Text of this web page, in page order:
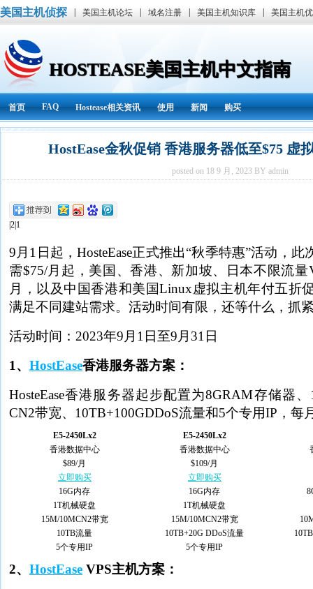
美国主机侦探 美国主机论坛 域名注册 美国主机知识库 美国主机
HOSTEASE美国主机中文指南
首页 FAQ Hostease相关资讯 使用 新闻 购买
HostEase金秋促销 香港服务器低至$75 虚
posted on 18 9 月, 2023 BY admin
|2|1
9月1日起，HosteEase正式推出“秋季特惠”活动，
需$75/月起，美国、香港、新加坡、日本不限流量
月，以及中国香港和美国Linux虚拟主机年付五折
满足不同建站需求。活动时间有限，还等什么，抓
活动时间：2023年9月1日至9月31日
1、 HostEase香港服务器方案：
HosteEase香港服务器起步配置为8GRAM存储器
CN2带宽、10TB+100GDDoS流量和5个专用IP，每
E5-2450Lx2
E5-2450Lx2
香港数据中心
香港数据中心
$89/月
$109/月
立即购买
立即购买
16G内存
16G内存
1T机械硬盘
1T机械硬盘
15M/10MCN2带宽
15M/10MCN2带宽
10TB流量
10TB+20G DDoS流量
5个专用IP
5个专用IP
2、 HostEase VPS主机方案：